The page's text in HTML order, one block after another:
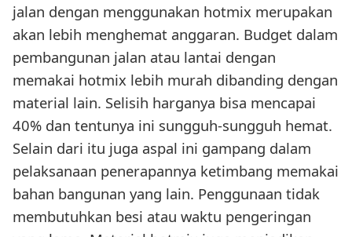
jalan dengan menggunakan hotmix merupakan
akan lebih menghemat anggaran. Budget dalam
pembangunan jalan atau lantai dengan
memakai hotmix lebih murah dibanding dengan
material lain. Selisih harganya bisa mencapai
40% dan tentunya ini sungguh-sungguh hemat.
Selain dari itu juga aspal ini gampang dalam
pelaksanaan penerapannya ketimbang memakai
bahan bangunan yang lain. Penggunaan tidak
membutuhkan besi atau waktu pengeringan